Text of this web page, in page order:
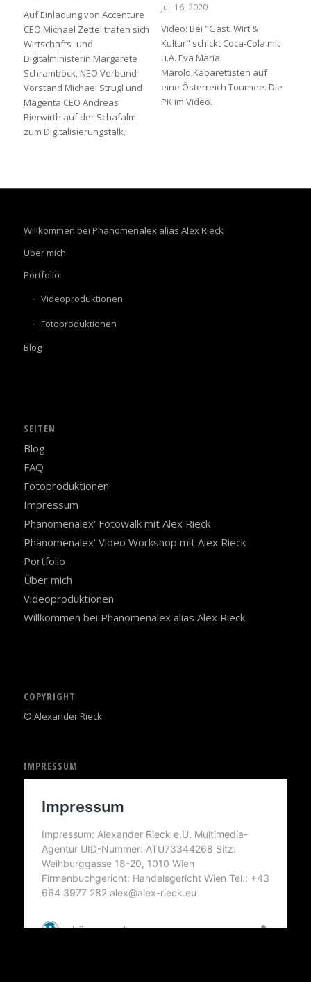
Auf Einladung von Accenture
CEO Michael Zettel trafen sich
Wirtschafts- und
Digitalministerin Margarete
Schramböck, NEO Verbund
Vorstand Michael Strugl und
Magenta CEO Andreas
Bierwirth auf der Schafalm
zum Digitalisierungstalk.
Juli 16, 2020
Video: Bei "Gast, Wirt &
Kultur" schickt Coca-Cola mit
u.A. Eva Maria
Marold,Kabarettisten auf
eine Österreich Tournee. Die
PK im Video.
Willkommen bei Phänomenalex alias Alex Rieck
Über mich
Portfolio
Videoproduktionen
Fotoproduktionen
Blog
SEITEN
Blog
FAQ
Fotoproduktionen
Impressum
Phänomenalex‘ Fotowalk mit Alex Rieck
Phänomenalex‘ Video Workshop mit Alex Rieck
Portfolio
Über mich
Videoproduktionen
Willkommen bei Phänomenalex alias Alex Rieck
COPYRIGHT
© Alexander Rieck
IMPRESSUM